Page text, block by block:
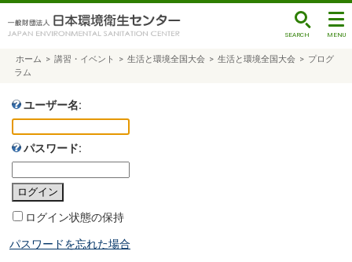
ホーム > 講習・イベント > 生活と環境全国大会 > 生活と環境全国大会 > プログ
ラム
ユーザー名:
パスワード:
ログイン状態の保持
パスワードを忘れた場合